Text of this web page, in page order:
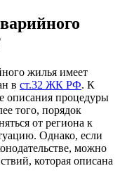
жилья имеет
в ст.32 ЖК РФ. К
описания процедуры
того, порядок
от региона к
Однако, если
можно
которая описана